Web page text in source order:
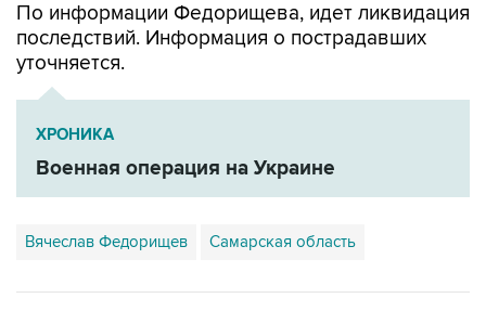
По информации Федорищева, идет ликвидация
последствий. Информация о пострадавших
уточняется.
ХРОНИКА
Военная операция на Украине
Вячеслав Федорищев Самарская область